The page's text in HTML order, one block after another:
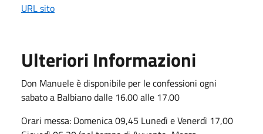
URL sito
Ulteriori Informazioni
Don Manuele è disponibile per le confessioni ogni
sabato a Balbiano dalle 16.00 alle 17.00
Orari messa: Domenica 09,45 Lunedì e Venerdì 17,00